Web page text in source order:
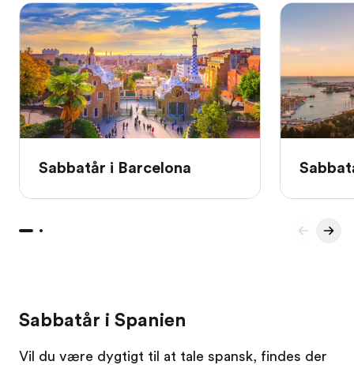
Sabbatår i Barcelona
Sabbatår i Spanien
Vil du være dygtigt til at tale spansk, findes der